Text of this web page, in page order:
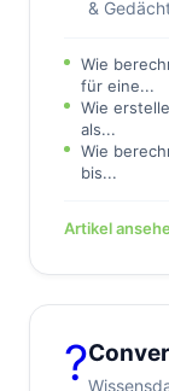
&
Wie
für eine...
Wie
als...
Wie
bis...
Artikel
?